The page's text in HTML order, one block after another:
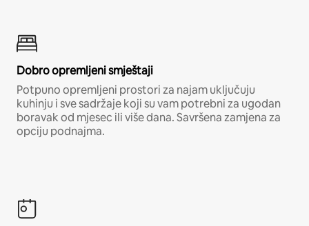
Dobro opremljeni smještaji
Potpuno opremljeni prostori za najam uključuju
kuhinju i sve sadržaje koji su vam potrebni za ugodan
boravak od mjesec ili više dana. Savršena zamjena za
opciju podnajma.